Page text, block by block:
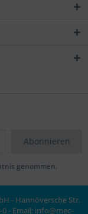
Abonnieren
genommen.
- Hannöversche Str.
- Email: info@mec-